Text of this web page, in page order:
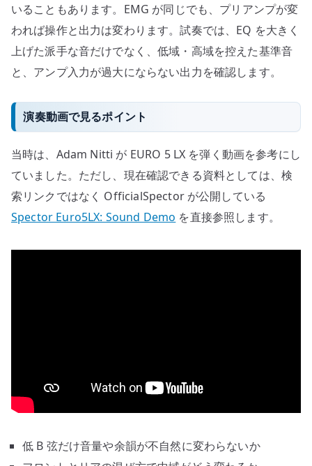
いることもあります。EMG が同じでも、プリアンプが変
われば操作と出力は変わります。試奏では、EQ を大きく
上げた派手な音だけでなく、低域・高域を控えた基準音
と、アンプ入力が過大にならない出力を確認します。
演奏動画で見るポイント
当時は、Adam Nitti が EURO 5 LX を弾く動画を参考にし
ていました。ただし、現在確認できる資料としては、検
索リンクではなく OfficialSpector が公開している
Spector Euro5LX: Sound Demo を直接参照します。
低 B 弦だけ音量や余韻が不自然に変わらないか